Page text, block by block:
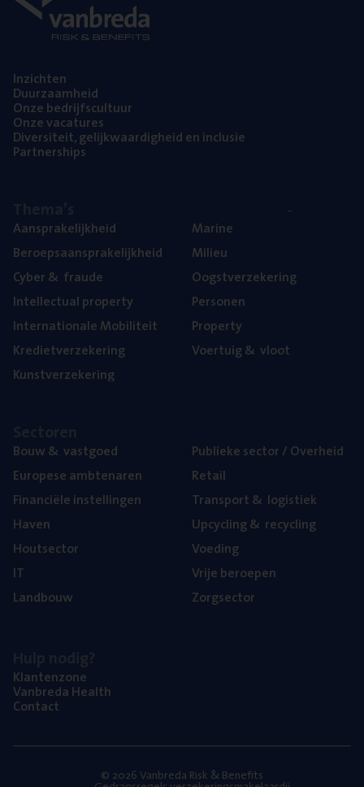
Inzich­ten
Duur­zaam­heid
Onze bedrijfs­cul­tuur
Onze vaca­tu­res
Diver­si­teit, gelijk­waar­dig­heid en inclusie
Part­ner­ships
Aan­spra­ke­lijk­heid
Beroeps­aan­spra­ke­lijk­heid
Cyber& fraude
Intel­lec­tu­al property
Inter­na­ti­o­na­le Mobiliteit
Kre­diet­ver­ze­ke­ring
Kunst­ver­ze­ke­ring
Mari­ne
Mili­eu
Oogst­ver­ze­ke­ring
Per­so­nen
Pro­per­ty
Voer­tuig& vloot
Bouw& vastgoed
Euro­pe­se ambtenaren
Finan­ci­ë­le instellingen
Haven
Hout­sec­tor
IT
Land­bouw
Publie­ke sec­tor / Overheid
Retail
Trans­port& logistiek
Upcy­cling& recycling
Voe­ding
Vrije beroe­pen
Zorg­sec­tor
Klan­ten­zo­ne
Van­b­re­da Health
Con­tact
© 2026 Vanbreda Risk & Benefits